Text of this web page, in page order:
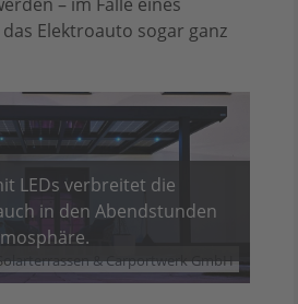
Elektroauto sogar ganz
& Carportwerk GmbH
LEDs verbreitet die
in den Abendstunden